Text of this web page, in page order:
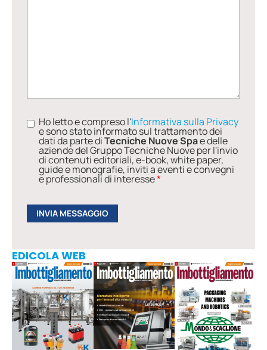
Ho letto e compreso l'Informativa sulla Privacy
e sono stato informato sul trattamento dei
dati da parte diTecniche Nuove Spae delle
aziende del Gruppo Tecniche Nuove per l'invio
di contenuti editoriali, e-book, white paper,
guide e monografie, inviti a eventi e convegni
e professionali di interesse*
EDICOLA WEB